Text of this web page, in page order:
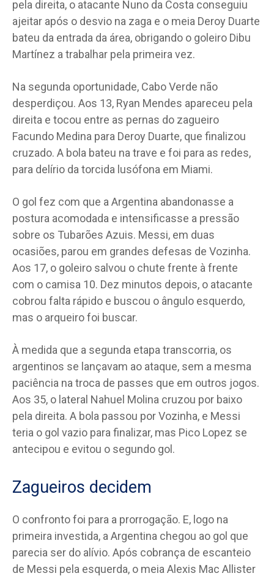
pela direita, o atacante Nuno da Costa conseguiu
ajeitar após o desvio na zaga e o meia Deroy Duarte
bateu da entrada da área, obrigando o goleiro Dibu
Martínez a trabalhar pela primeira vez.
Na segunda oportunidade, Cabo Verde não
desperdiçou. Aos 13, Ryan Mendes apareceu pela
direita e tocou entre as pernas do zagueiro
Facundo Medina para Deroy Duarte, que finalizou
cruzado. A bola bateu na trave e foi para as redes,
para delírio da torcida lusófona em Miami.
O gol fez com que a Argentina abandonasse a
postura acomodada e intensificasse a pressão
sobre os Tubarões Azuis. Messi, em duas
ocasiões, parou em grandes defesas de Vozinha.
Aos 17, o goleiro salvou o chute frente à frente
com o camisa 10. Dez minutos depois, o atacante
cobrou falta rápido e buscou o ângulo esquerdo,
mas o arqueiro foi buscar.
À medida que a segunda etapa transcorria, os
argentinos se lançavam ao ataque, sem a mesma
paciência na troca de passes que em outros jogos.
Aos 35, o lateral Nahuel Molina cruzou por baixo
pela direita. A bola passou por Vozinha, e Messi
teria o gol vazio para finalizar, mas Pico Lopez se
antecipou e evitou o segundo gol.
Zagueiros decidem
O confronto foi para a prorrogação. E, logo na
primeira investida, a Argentina chegou ao gol que
parecia ser do alívio. Após cobrança de escanteio
de Messi pela esquerda, o meia Alexis Mac Allister